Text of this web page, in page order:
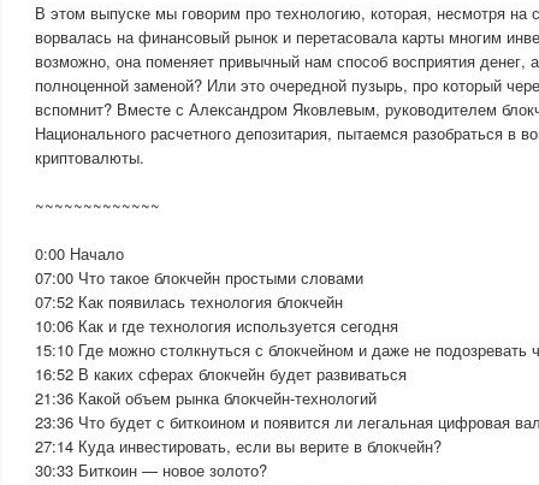
В этом выпуске мы говорим про технологию, которая, несмотря на
ворвалась на финансовый рынок и перетасовала карты многим
возможно, она поменяет привычный нам способ восприятия денег,
полноценной заменой? Или это очередной пузырь, про который
вспомнит? Вместе с Александром Яковлевым, руководителем
Национального расчетного депозитария, пытаемся разобраться в
криптовалюты.
~~~~~~~~~~~~~
0:00 Начало
07:00 Что такое блокчейн простыми словами
07:52 Как появилась технология блокчейн
10:06 Как и где технология используется сегодня
15:10 Где можно столкнуться с блокчейном и даже не подозревать
16:52 В каких сферах блокчейн будет развиваться
21:36 Какой объем рынка блокчейн-технологий
23:36 Что будет с биткоином и появится ли легальная цифровая
27:14 Куда инвестировать, если вы верите в блокчейн?
30:33 Биткоин — новое золото?